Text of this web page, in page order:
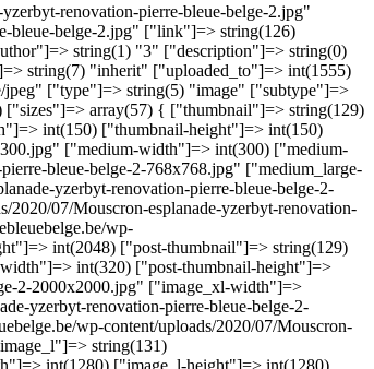
renovation-pierre-bleue-belge-2.jpg"
bleue-belge-2.jpg" ["link"]=> string(126)
string(1) "3" ["description"]=> string(0)
string(7) "inherit" ["uploaded_to"]=> int(1555)
["type"]=> string(5) "image" ["subtype"]=>
array(57) { ["thumbnail"]=> string(129)
int(150) ["thumbnail-height"]=> int(150)
["medium-width"]=> int(300) ["medium-
bleue-belge-2-768x768.jpg" ["medium_large-
yzerbyt-renovation-pierre-bleue-belge-2-
07/Mouscron-esplanade-yzerbyt-renovation-
wp-
int(2048) ["post-thumbnail"]=> string(129)
width"]=> int(320) ["post-thumbnail-height"]=>
2-2000x2000.jpg" ["image_xl-width"]=>
yzerbyt-renovation-pierre-bleue-belge-2-
wp-content/uploads/2020/07/Mouscron-
string(131)
int(1280) ["image_l-height"]=> int(1280)